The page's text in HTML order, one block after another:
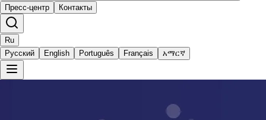
Пресс-центр
Контакты
Ru
Русский
English Português Français አማርኛ